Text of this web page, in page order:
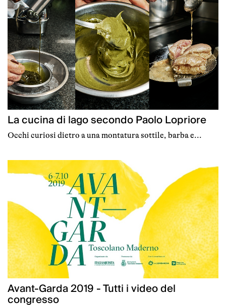
La cucina di lago secondo Paolo Lopriore
Occhi curiosi dietro a una montatura sottile, barba e...
Avant-Garda 2019 - Tutti i video del
congresso